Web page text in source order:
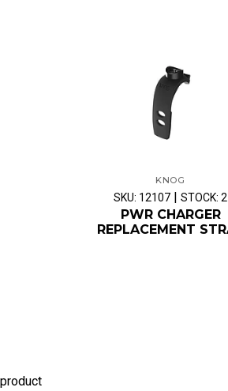
KNOG
SKU: 12107 | STOCK: 2
PWR CHARGER
REPLACEMENT
product